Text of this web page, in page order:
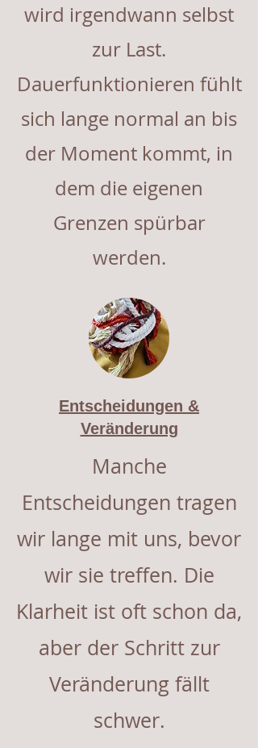
wird irgendwann selbst
zur Last.
Dauerfunktionieren fühlt
sich lange normal an bis
der Moment kommt, in
dem die eigenen
Grenzen spürbar
werden.
Entscheidungen &
Veränderung
Manche
Entscheidungen tragen
wir lange mit uns, bevor
wir sie treffen. Die
Klarheit ist oft schon da,
aber der Schritt zur
Veränderung fällt
schwer.